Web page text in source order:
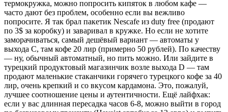
термокружка, можно попросить кипяток в любом кафе —
часто дают без проблем, особенно если вы вежливо
попросите. Я так брал пакетик Nescafe из duty free (продают
по 3$ за коробку) и заваривал в кружке. Но если не хотите
заморачиваться, самый дешёвый вариант — автоматы у
выхода C, там кофе 20 лир (примерно 50 рублей). По качеству
— ну, обычный автоматный, но пить можно. Или зайдите в
турецкий продуктовый магазинчик возле выхода D — там
продают маленькие стаканчики горячего турецкого кофе за 40
лир, очень крепкий и со вкусом кардамона. Это, пожалуй,
лучшее соотношение цены и аутентичности. Ещё лайфхак:
если у вас длинная пересадка часов 6-8, можно выйти в город